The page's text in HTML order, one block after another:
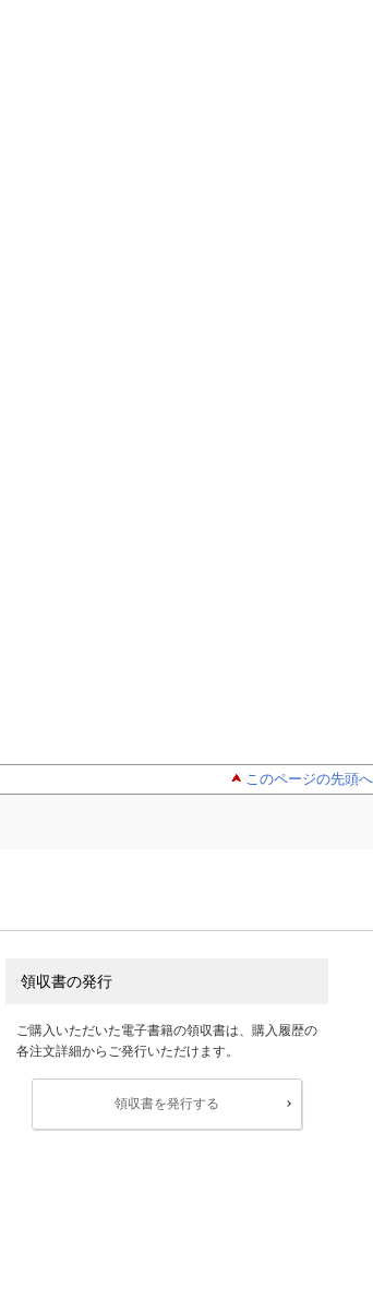
このページの先頭へ
領収書の発行
ご購入いただいた電子書籍の領収書は、購入履歴の
各注文詳細からご発行いただけます。
領収書を発行する